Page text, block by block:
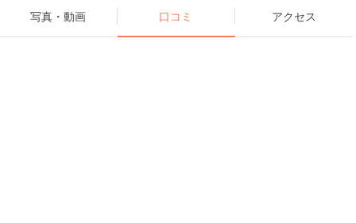
写真・動画 口コミ アクセス